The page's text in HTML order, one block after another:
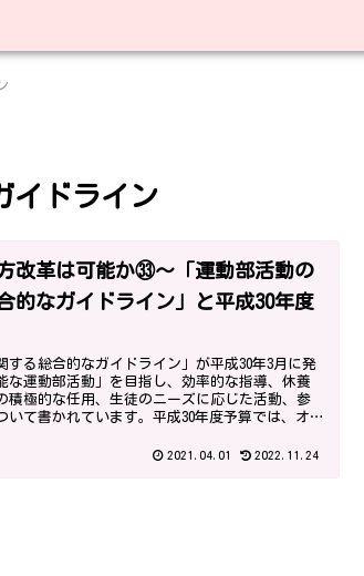
イドライン
改革は可能か㉝～「運動部活動の
的なガイドライン」と平成30年度
する総合的なガイドライン」が平成30年3月に発
な運動部活動」を目指し、効率的な指導、休養
積極的な任用、生徒のニーズに応じた活動、参
いて書かれています。平成30年度予算では、オリ
2021.04.01 2022.11.24